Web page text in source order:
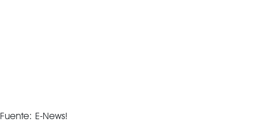
Fuente: E-News!